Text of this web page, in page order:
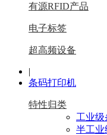
有源RFID产品
电子标签
超高频设备
|
条码打印机
特性归类
工业
半工业